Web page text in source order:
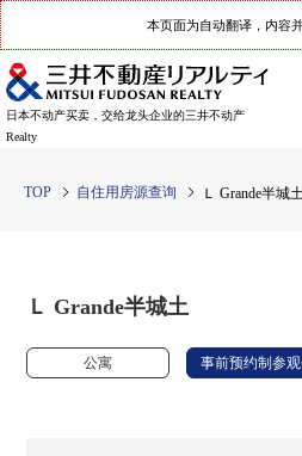
本页面为自动翻译，内容
日本不动产买卖，交给龙头企业的三井不动产
Realty
TOP 自住用房源查询 Ｌ Grande半城
Ｌ Grande半城土
公寓 事前预约制参